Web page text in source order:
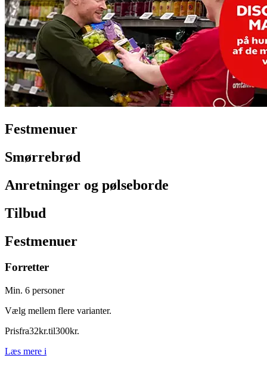
Festmenuer
Smørrebrød
Anretninger og pølseborde
Tilbud
Festmenuer
Forretter
Min. 6 personer
Vælg mellem flere varianter.
Prisfra32kr.til300kr.
Læs mere i